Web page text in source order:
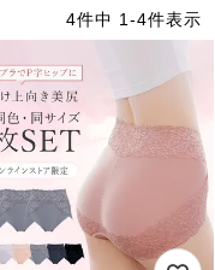
4件中 1 -4件表示